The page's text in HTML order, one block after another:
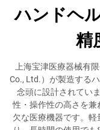
ハンドヘ
精
上海宝津医療器械有
Co., Ltd.）が製造する
念頭に設計されてい
性・操作性の高さを
欠な医療機器です。